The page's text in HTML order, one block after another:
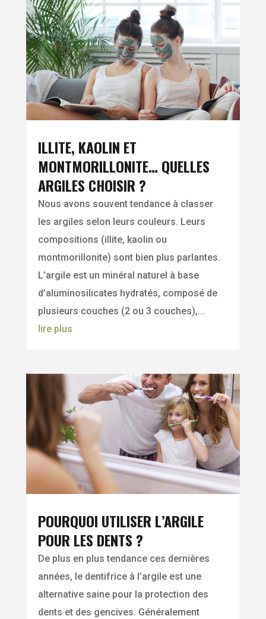
ILLITE, KAOLIN ET
MONTMORILLONITE… QUELLES
ARGILES CHOISIR ?
Nous avons souvent tendance à classer
les argiles selon leurs couleurs. Leurs
compositions (illite, kaolin ou
montmorillonite) sont bien plus parlantes.
L’argile est un minéral naturel à base
d’aluminosilicates hydratés, composé de
plusieurs couches (2 ou 3 couches),...
lire plus
POURQUOI UTILISER L’ARGILE
POUR LES DENTS ?
De plus en plus tendance ces dernières
années, le dentifrice à l’argile est une
alternative saine pour la protection des
dents et des gencives. Généralement